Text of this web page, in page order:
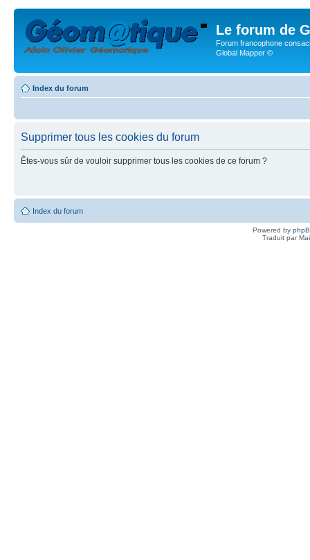
Le forum de
Forum francophone
Global Mapper ©
Index du forum
Supprimer tous les cookies du forum
Êtes-vous sûr de vouloir supprimer tous les cookies de ce forum ?
Index du forum
Powered by
Traduit par